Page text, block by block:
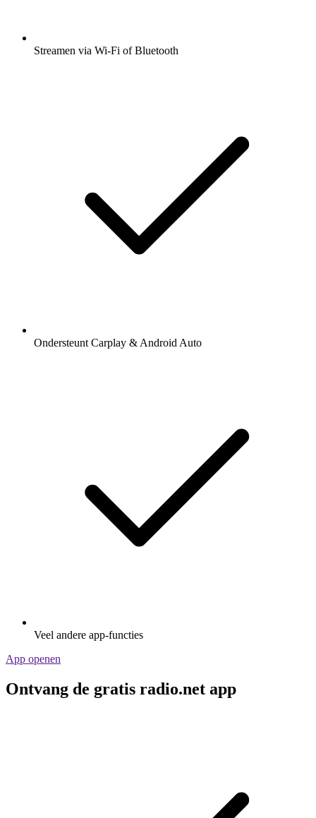
Streamen via Wi-Fi of Bluetooth
Ondersteunt Carplay & Android Auto
Veel andere app-functies
App openen
Ontvang de gratis radio.net app